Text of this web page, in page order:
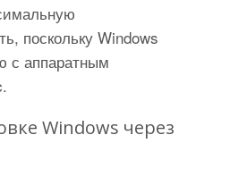
поскольку Windows
с аппаратным
Windows через